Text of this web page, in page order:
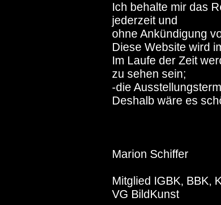
Ich behalte mir das
jederzeit und
ohne Ankündigung
Diese Website wird
Im Laufe der Zeit
zu sehen sein;
-die
Deshalb wäre es
Marion Schiffer
Mitglied IGBK, BBK,
VG BildKunst